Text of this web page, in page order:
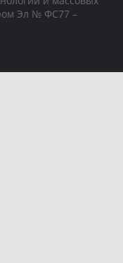
Эл № ФС77 –